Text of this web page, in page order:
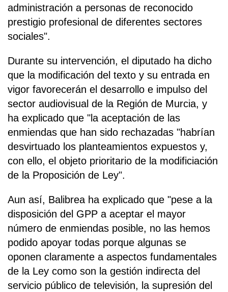
administración a personas de reconocido
prestigio profesional de diferentes sectores
sociales".
Durante su intervención, el diputado ha dicho
que la modificación del texto y su entrada en
vigor favorecerán el desarrollo e impulso del
sector audiovisual de la Región de Murcia, y
ha explicado que "la aceptación de las
enmiendas que han sido rechazadas "habrían
desvirtuado los planteamientos expuestos y,
con ello, el objeto prioritario de la modificiación
de la Proposición de Ley".
Aun así, Balibrea ha explicado que "pese a la
disposición del GPP a aceptar el mayor
número de enmiendas posible, no las hemos
podido apoyar todas porque algunas se
oponen claramente a aspectos fundamentales
de la Ley como son la gestión indirecta del
servicio público de televisión, la supresión del